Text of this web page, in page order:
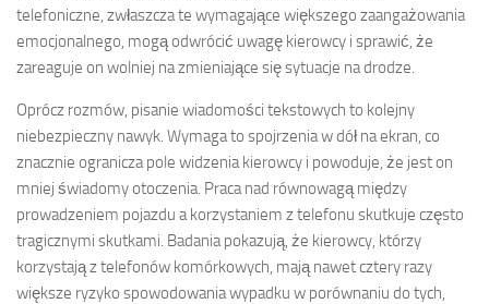
telefoniczne, zwłaszcza te wymagające większego zaangażowania
emocjonalnego, mogą odwrócić uwagę kierowcy i sprawić, że
zareaguje on wolniej na zmieniające się sytuacje na drodze.
Oprócz rozmów, pisanie wiadomości tekstowych to kolejny
niebezpieczny nawyk. Wymaga to spojrzenia w dół na ekran, co
znacznie ogranicza pole widzenia kierowcy i powoduje, że jest on
mniej świadomy otoczenia. Praca nad równowagą między
prowadzeniem pojazdu a korzystaniem z telefonu skutkuje często
tragicznymi skutkami. Badania pokazują, że kierowcy, którzy
korzystają z telefonów komórkowych, mają nawet cztery razy
większe ryzyko spowodowania wypadku w porównaniu do tych,